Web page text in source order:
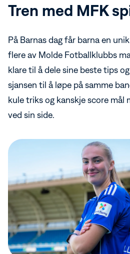
Tren med MFK
På Barnas dag får barna en
flere av Molde Fotballklubbs
klare til å dele sine beste tips
sjansen til å løpe på samme
kule triks og kanskje score mål
ved sin side.